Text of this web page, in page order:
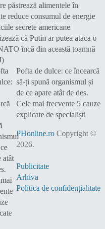
păstrează alimentele în
reduce consumul de energie
secrete americane
că Putin ar putea ataca o
încă din această toamnă
Pofta de dulce: ce încearcă
să-ți spună organismul și
de ce apare atât de des.
Cele mai frecvente 5 cauze
explicate de specialiști
PHonline.roCopyright ©
2026.
Publicitate
Arhiva
Politica de confidențialitate